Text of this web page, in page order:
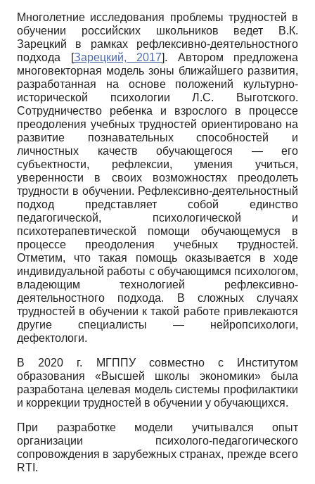
Многолетние исследования проблемы трудностей в
обучении российских школьников ведет В.К.
Зарецкий в рамках рефлексивно-деятельностного
подхода
[Зарецкий, 2017]. Автором предложена
многовекторная модель зоны ближайшего развития,
разработанная на основе положений культурно-
исторической психологии Л.С. Выготского.
Сотрудничество ребенка и взрослого в процессе
преодоления учебных трудностей ориентировано на
развитие познавательных способностей и
личностных качеств обучающегося — его
субъектности, рефлексии, умения учиться,
уверенности в своих возможностях преодолеть
трудности в обучении. Рефлексивно-деятельностный
подход представляет собой единство
педагогической, психологической и
психотерапевтической помощи обучающемуся в
процессе преодоления учебных трудностей.
Отметим, что такая помощь оказывается в ходе
индивидуальной работы с обучающимся психологом,
владеющим технологией рефлексивно-
деятельностного подхода. В сложных случаях
трудностей в обучении к такой работе привлекаются
другие специалисты — нейропсихологи,
дефектологи.
В 2020 г. МГППУ совместно с Институтом
образования «Высшей школы экономики» была
разработана целевая модель системы профилактики
и коррекции трудностей в обучении у обучающихся.
При разработке модели учитывался опыт
организации психолого-педагогического
сопровождения в зарубежных странах, прежде всего
RTI.